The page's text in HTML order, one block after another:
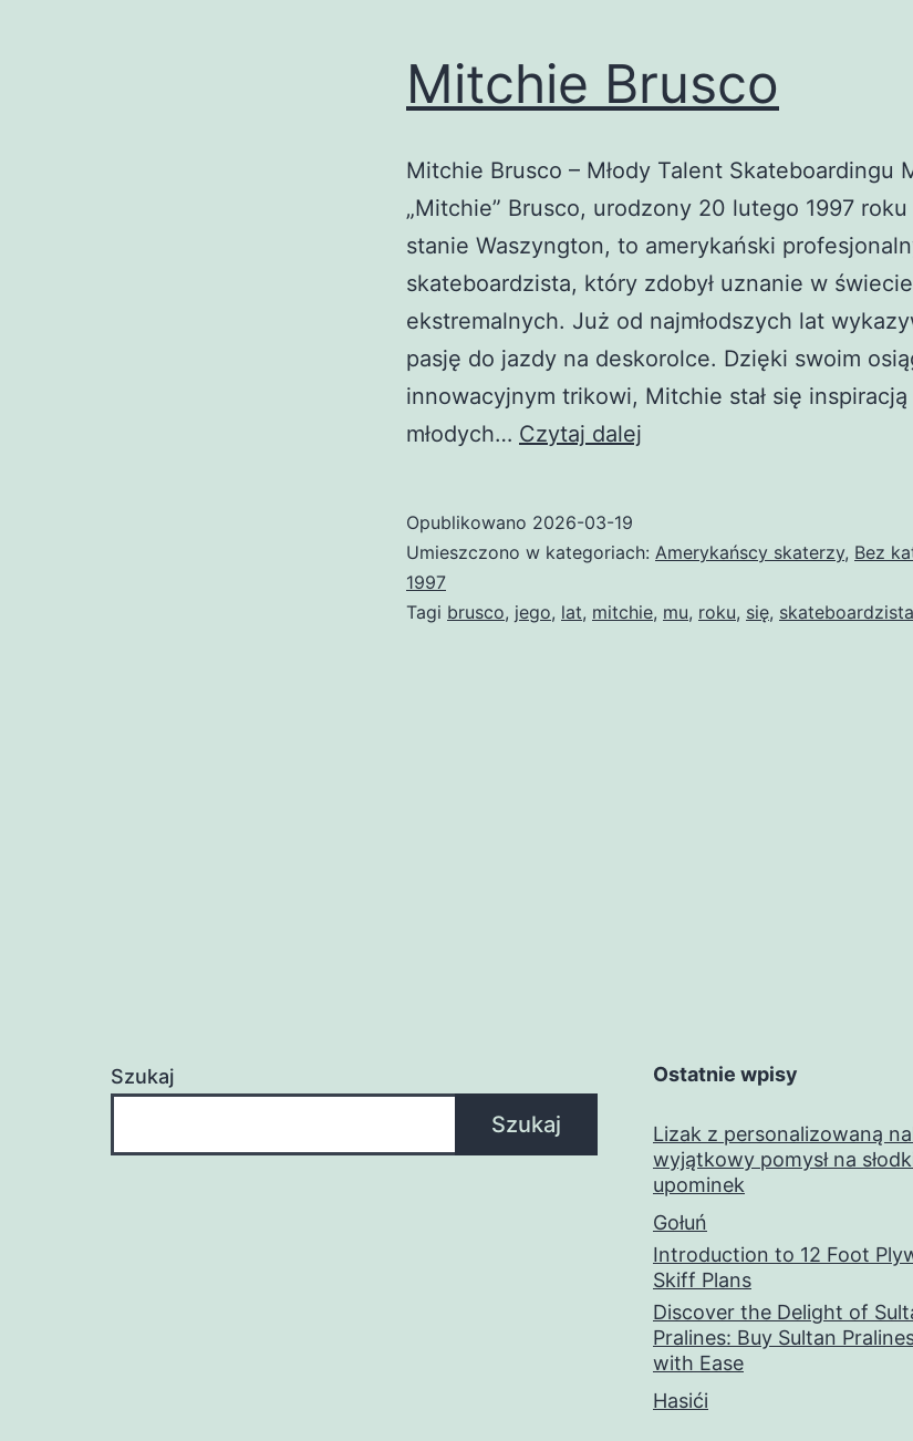
Mitchie Brusco
Mitchie Brusco – Młody Talent Skateboardingu
„Mitchie” Brusco, urodzony 20 lutego 1997
stanie Waszyngton, to amerykański
skateboardzista, który zdobył uznanie w
ekstremalnych. Już od najmłodszych lat
pasję do jazdy na deskorolce. Dzięki swoim
innowacyjnym trikowi, Mitchie stał się
młodych… Czytaj dalej
Opublikowano 2026-03-19
Umieszczono w kategoriach: Amerykańscy skaterzy, Bez
1997
Tagi brusco, jego, lat, mitchie, mu, roku, się, skateboardzista
Szukaj
Szukaj
Ostatnie wpisy
Lizak z personalizowaną
wyjątkowy pomysł na
upominek
Gołuń
Introduction to 12 Foot
Skiff Plans
Discover the Delight of
Pralines: Buy Sultan
with Ease
Hasići